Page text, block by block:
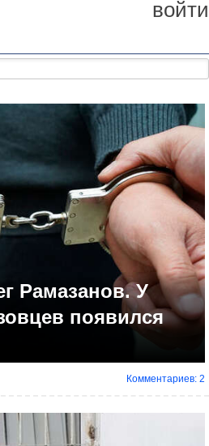
войти
Рамазанов. У
появился
Комментариев: 2